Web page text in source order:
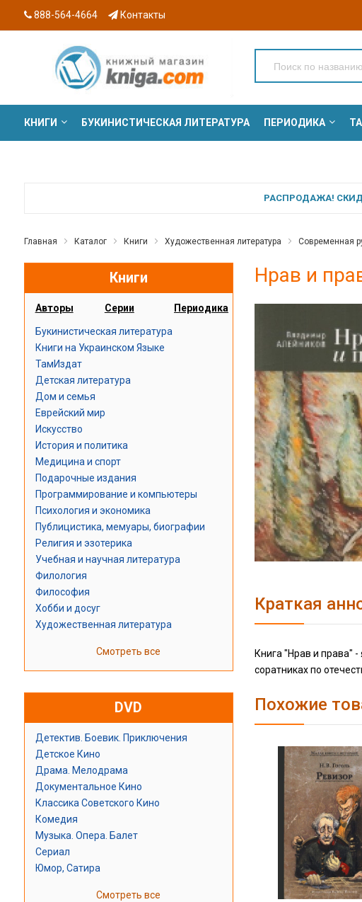
888-564-4664 Контакты
КНИГИ БУКИНИСТИЧЕСКАЯ ЛИТЕРАТУРА ПЕРИОДИКА
РАСПРОДАЖА!
Главная Каталог Книги Художественная литература Современная
Книги
Авторы Серии Периодика
Букинистическая литература
Книги на Украинском Языке
ТамИздат
Детская литература
Дом и семья
Еврейский мир
Искусство
История и политика
Медицина и спорт
Подарочные издания
Программирование и компьютеры
Психология и экономика
Публицистика, мемуары, биографии
Религия и эзотерика
Учебная и научная литература
Филология
Философия
Хобби и досуг
Художественная литература
Смотреть все
DVD
Детектив. Боевик. Приключения
Детское Кино
Драма. Мелодрама
Документальное Кино
Классика Советского Кино
Комедия
Музыка. Опера. Балет
Сериал
Юмор, Сатира
Смотреть все
Нрав и
Краткая
Книга "Нрав и права"
соратниках по
Похожие